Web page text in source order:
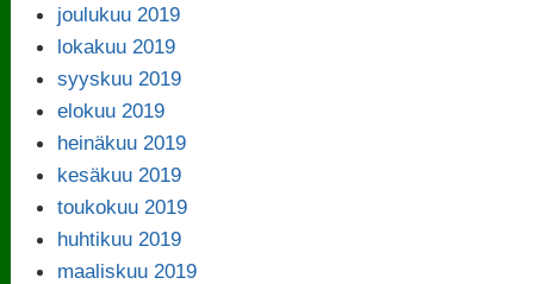
joulukuu 2019
lokakuu 2019
syyskuu 2019
elokuu 2019
heinäkuu 2019
kesäkuu 2019
toukokuu 2019
huhtikuu 2019
maaliskuu 2019